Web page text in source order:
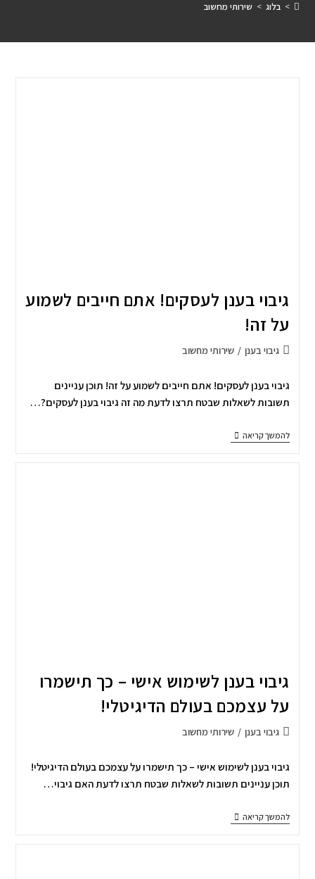
> בלוג > שירותי מחשוב
גיבוי בענן לעסקים! אתם חייבים לשמוע
על זה!
גיבוי בענן / שירותי מחשוב
גיבוי בענן לעסקים! אתם חייבים לשמוע על זה! תוכן עניינים
תשובות לשאלות שבטח תרצו לדעת מה זה גיבוי בענן לעסקים?…
להמשך קריאה
גיבוי בענן לשימוש אישי – כך תישמרו
על עצמכם בעולם הדיגיטלי!
גיבוי בענן / שירותי מחשוב
גיבוי בענן לשימוש אישי – כך תישמרו על עצמכם בעולם הדיגיטלי!
תוכן עניינים תשובות לשאלות שבטח תרצו לדעת האם גיבוי…
להמשך קריאה